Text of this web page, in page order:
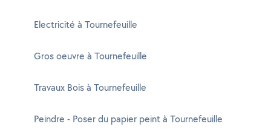
Electricité à Tournefeuille
Gros oeuvre à Tournefeuille
Travaux Bois à Tournefeuille
Peindre - Poser du papier peint à Tournefeuille